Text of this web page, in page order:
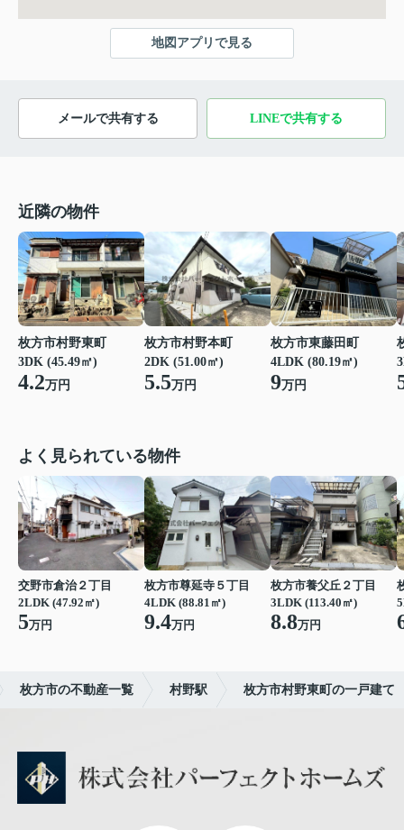
地図アプリで見る
メールで共有する LINEで共有する
近隣の物件
枚方市村野東町
3DK (45.49㎡)
4.2万円
枚方市村野本町
2DK (51.00㎡)
5.5万円
枚方市東藤田町
4LDK (80.19㎡)
9万円
よく見られている物件
交野市倉治２丁目
2LDK (47.92㎡)
5万円
枚方市尊延寺５丁目
4LDK (88.81㎡)
9.4万円
枚方市養父丘２丁目
3LDK (113.40㎡)
8.8万円
枚方市の不動産一覧 村野駅 枚方市村野東町の一戸建て